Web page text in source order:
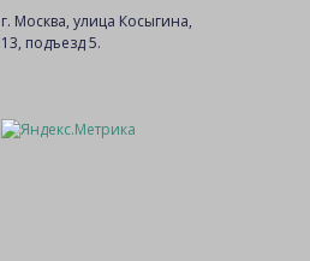
г. Москва, улица Косыгина,
13, подъезд 5.